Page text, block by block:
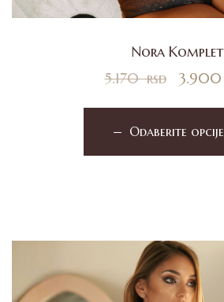
Nora Komplet
5.170rsd 3.900
Odaberite opcije